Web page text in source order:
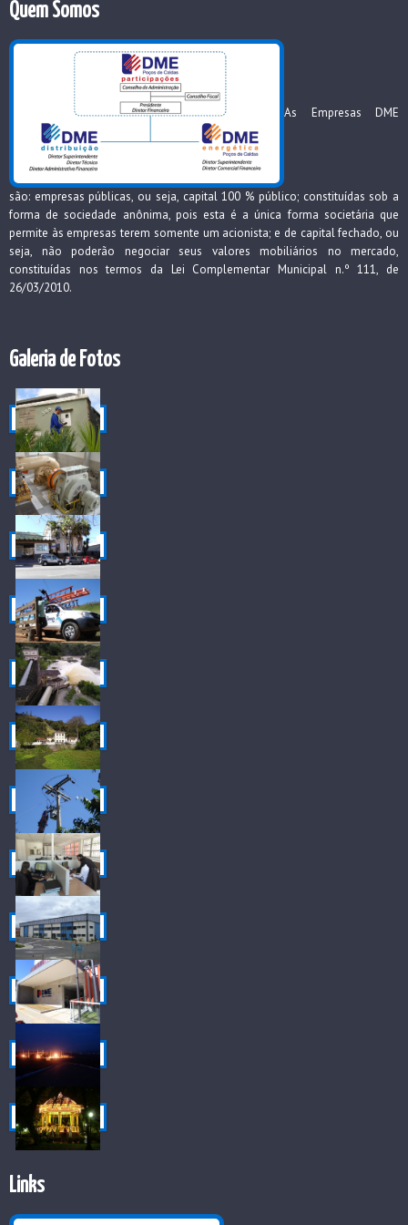
Quem Somos
As Empresas DME
são: empresas públicas, ou seja, capital 100 % público; constituídas sob a
forma de sociedade anônima, pois esta é a única forma societária que
permite às empresas terem somente um acionista; e de capital fechado, ou
seja, não poderão negociar seus valores mobiliários no mercado,
constituídas nos termos da Lei Complementar Municipal n.º 111, de
26/03/2010.
Galeria de Fotos
Links